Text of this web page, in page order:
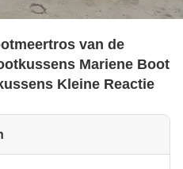
van de
Mariene Boot
Kleine Reactie